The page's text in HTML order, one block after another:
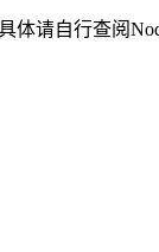
请自行查阅